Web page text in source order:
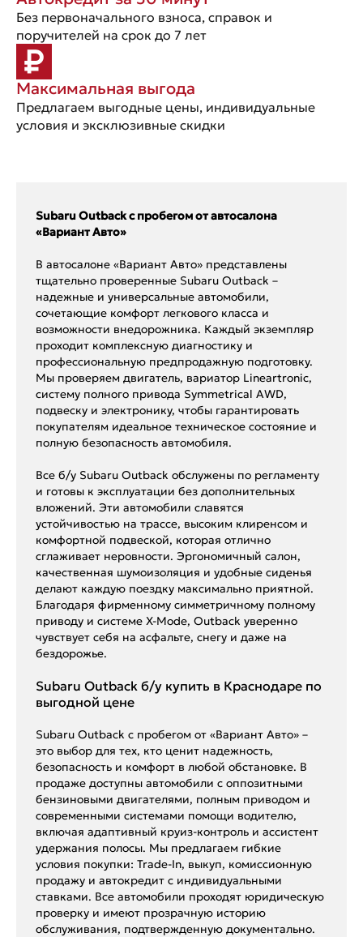
Без первоначального взноса, справок и
поручителей на срок до 7 лет
Максимальная выгода
Предлагаем выгодные цены, индивидуальные
условия и эксклюзивные скидки
Subaru Outback с пробегом от автосалона
«Вариант Авто»
В автосалоне «Вариант Авто» представлены
тщательно проверенные Subaru Outback –
надежные и универсальные автомобили,
сочетающие комфорт легкового класса и
возможности внедорожника. Каждый экземпляр
проходит комплексную диагностику и
профессиональную предпродажную подготовку.
Мы проверяем двигатель, вариатор Lineartronic,
систему полного привода Symmetrical AWD,
подвеску и электронику, чтобы гарантировать
покупателям идеальное техническое состояние и
полную безопасность автомобиля.
Все б/у Subaru Outback обслужены по регламенту
и готовы к эксплуатации без дополнительных
вложений. Эти автомобили славятся
устойчивостью на трассе, высоким клиренсом и
комфортной подвеской, которая отлично
сглаживает неровности. Эргономичный салон,
качественная шумоизоляция и удобные сиденья
делают каждую поездку максимально приятной.
Благодаря фирменному симметричному полному
приводу и системе X-Mode, Outback уверенно
чувствует себя на асфальте, снегу и даже на
бездорожье.
Subaru Outback б/у купить в Краснодаре по
выгодной цене
Subaru Outback с пробегом от «Вариант Авто» –
это выбор для тех, кто ценит надежность,
безопасность и комфорт в любой обстановке. В
продаже доступны автомобили с оппозитными
бензиновыми двигателями, полным приводом и
современными системами помощи водителю,
включая адаптивный круиз-контроль и ассистент
удержания полосы. Мы предлагаем гибкие
условия покупки: Trade-In, выкуп, комиссионную
продажу и автокредит с индивидуальными
ставками. Все автомобили проходят юридическую
проверку и имеют прозрачную историю
обслуживания, подтвержденную документально.